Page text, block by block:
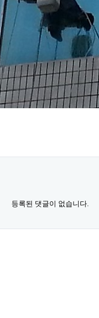
등록된 댓글이 없습니다.